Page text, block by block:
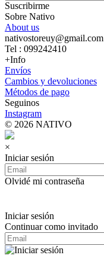
Suscribirme
Sobre Nativo
About us
nativostoreuy@gmail.com
Tel : 099242410
+Info
Envíos
Cambios y devoluciones
Métodos de pago
Seguinos
Instagram
© 2026 NATIVO
×
Iniciar sesión
Olvidé mi contraseña
Iniciar sesión
Continuar como invitado